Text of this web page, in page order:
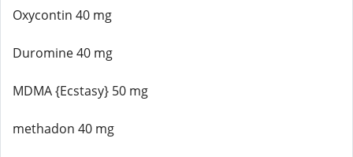
Oxycontin 40 mg
Duromine 40 mg
MDMA {Ecstasy} 50 mg
methadon 40 mg